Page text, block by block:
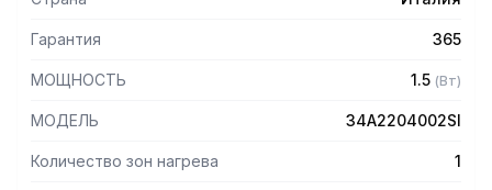
Гарантия 365
МОЩНОСТЬ 1.5 (Вт)
МОДЕЛЬ 34A2204002SI
Количество зон нагрева 1